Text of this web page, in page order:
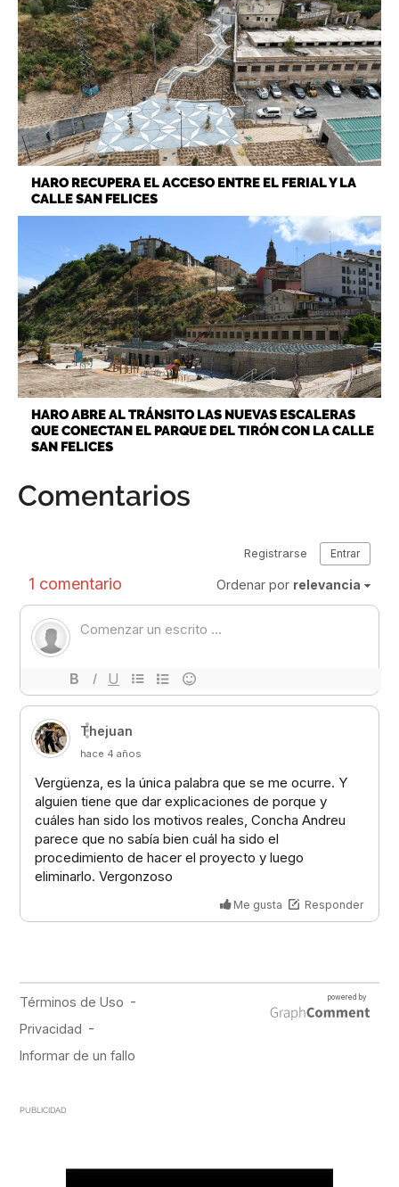
HARO RECUPERA EL ACCESO ENTRE EL FERIAL Y LA
CALLE SAN FELICES
HARO ABRE AL TRÁNSITO LAS NUEVAS ESCALERAS
QUE CONECTAN EL PARQUE DEL TIRÓN CON LA CALLE
SAN FELICES
Comentarios
PUBLICIDAD